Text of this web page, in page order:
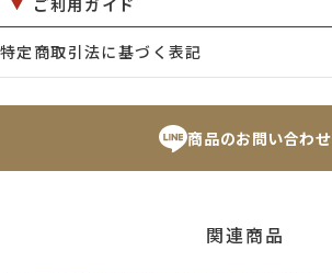
ご利用ガイド
特定商取引法に基づく表記
商品のお問い合わせ
関連商品